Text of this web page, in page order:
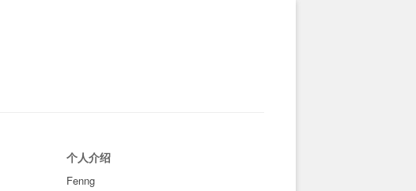
个人介绍
Fenng